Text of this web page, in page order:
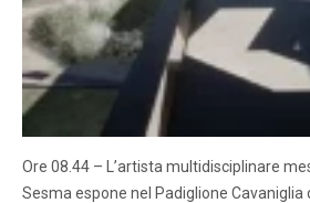
Ore 08.44 – L’artista multidisciplinare
Sesma espone nel Padiglione Cavaniglia